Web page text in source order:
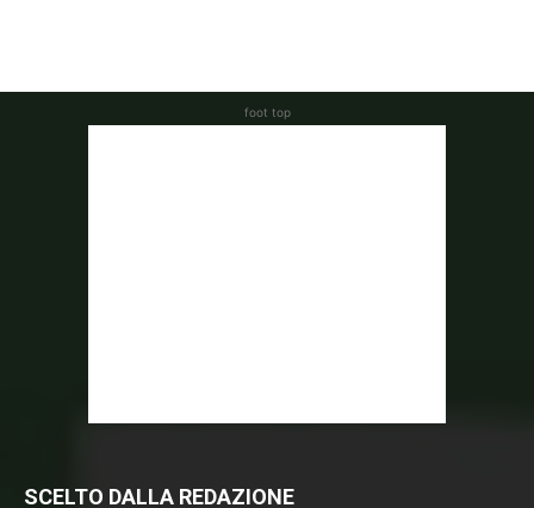
foot top
SCELTO DALLA REDAZIONE